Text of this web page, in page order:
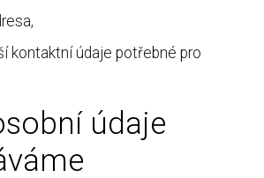
kontaktní údaje potřebné pro
údaje